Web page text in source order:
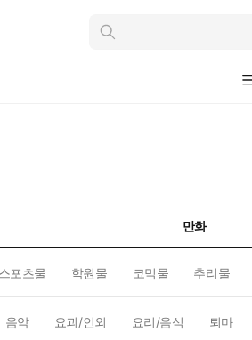
인
만화
스포츠물 학원물 코믹물 추리물
음악 요괴/인외 요리/음식 퇴마